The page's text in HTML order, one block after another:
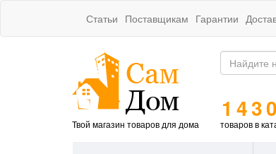
Статьи Поставщикам Гарантии
Твой магазин товаров для дома товаров в